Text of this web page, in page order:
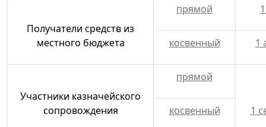
Получатели средств из
местного бюджета
прямой
косвенный 1
Участники казначейского
сопровождения
прямой
1
косвенный